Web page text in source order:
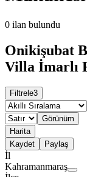
0 ilan bulundu
Onikişubat
Villa İmarlı
Filtrele3
Görünüm
Harita
Kaydet
Paylaş
İl
Kahramanmaraş